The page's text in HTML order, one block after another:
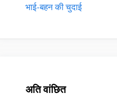
भाई-बहन की चुदाई
अति वांछित